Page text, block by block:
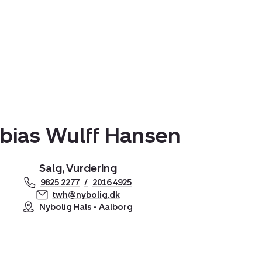
Wulff Hansen
Salg, Vurdering
9825 2277
2016 4925
twh@nybolig.dk
Nybolig Hals - Aalborg